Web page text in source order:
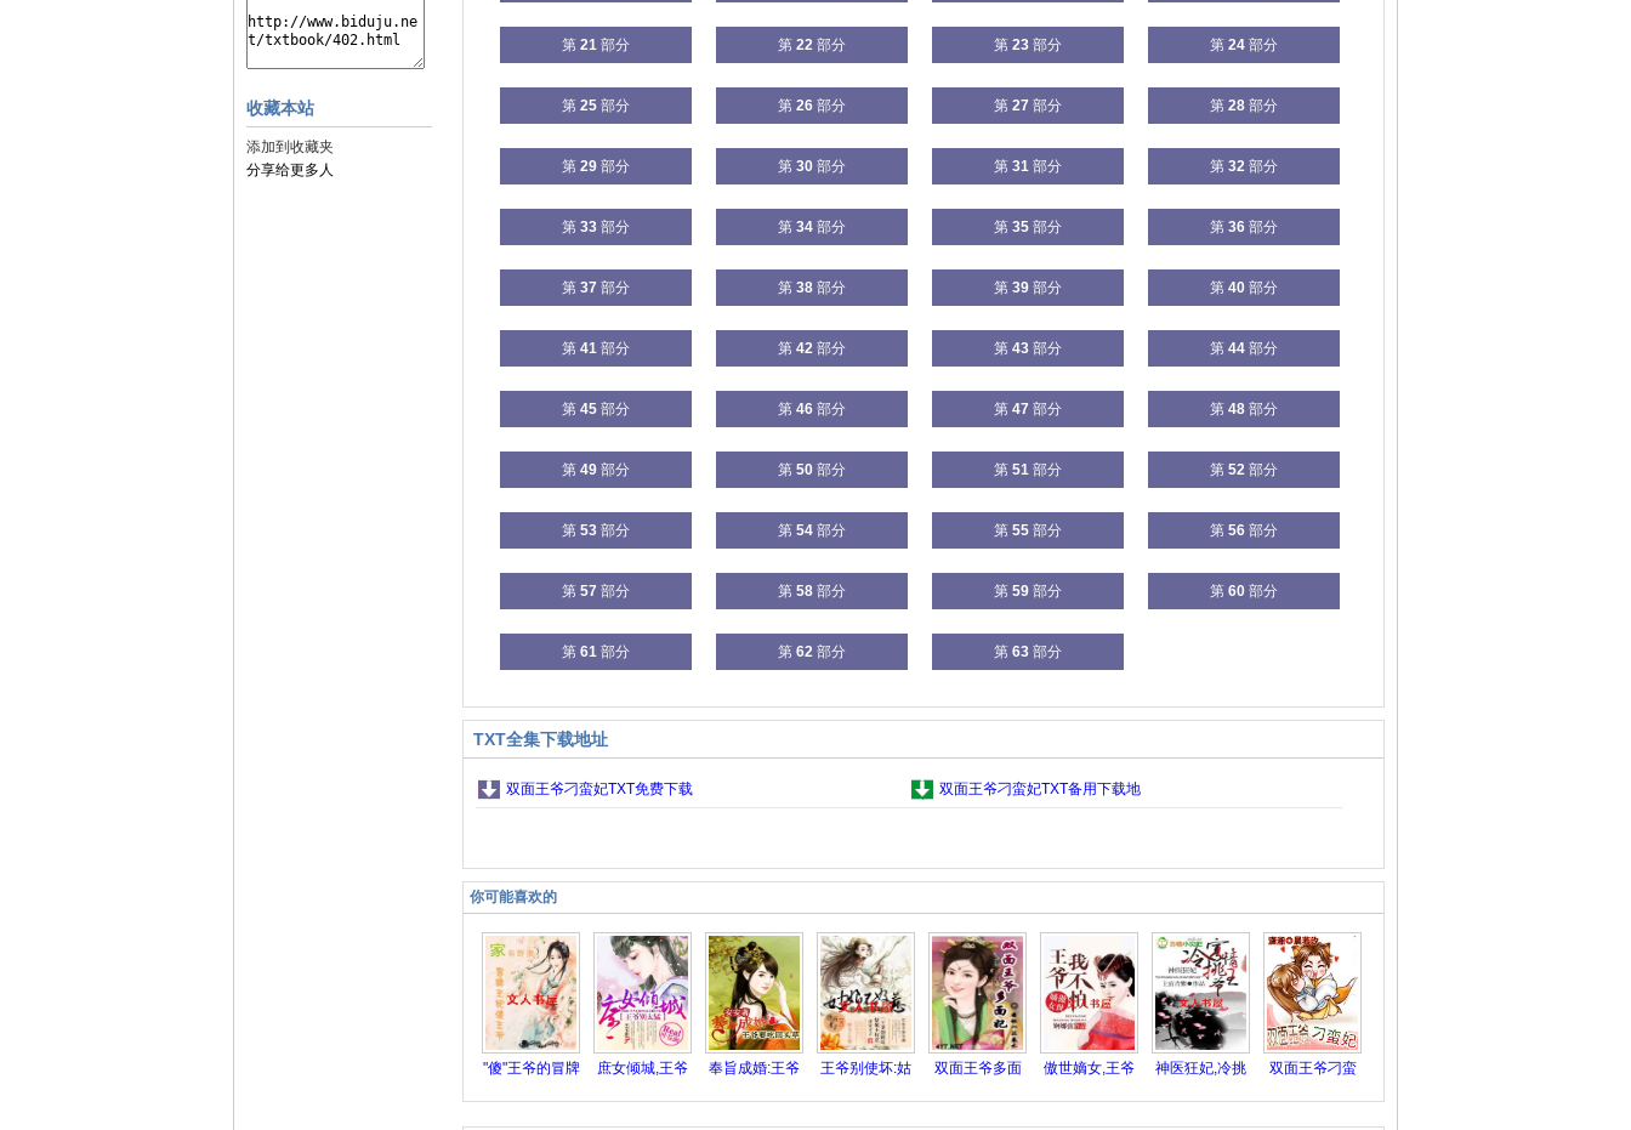
收藏本站
添加到收藏夹
分享给更多人
第 21 部分 第 22 部分 第 23 部分 第 24 部分
第 25 部分 第 26 部分 第 27 部分 第 28 部分
第 29 部分 第 30 部分 第 31 部分 第 32 部分
第 33 部分 第 34 部分 第 35 部分 第 36 部分
第 37 部分 第 38 部分 第 39 部分 第 40 部分
第 41 部分 第 42 部分 第 43 部分 第 44 部分
第 45 部分 第 46 部分 第 47 部分 第 48 部分
第 49 部分 第 50 部分 第 51 部分 第 52 部分
第 53 部分 第 54 部分 第 55 部分 第 56 部分
第 57 部分 第 58 部分 第 59 部分 第 60 部分
第 61 部分 第 62 部分 第 63 部分
TXT全集下载地址
双面王爷刁蛮妃TXT免费下载 双面王爷刁蛮妃TXT备用下载地
你可能喜欢的
"傻"王爷的冒牌
王妃
庶女倾城,王爷
别太猛
奉旨成婚:王爷
要吃回
王爷别使坏:姑
娘不好
双面王爷多面
妃
傲世嫡女,王爷
我不怕
神医狂妃,冷挑
寡情王
双面王爷刁蛮
妃